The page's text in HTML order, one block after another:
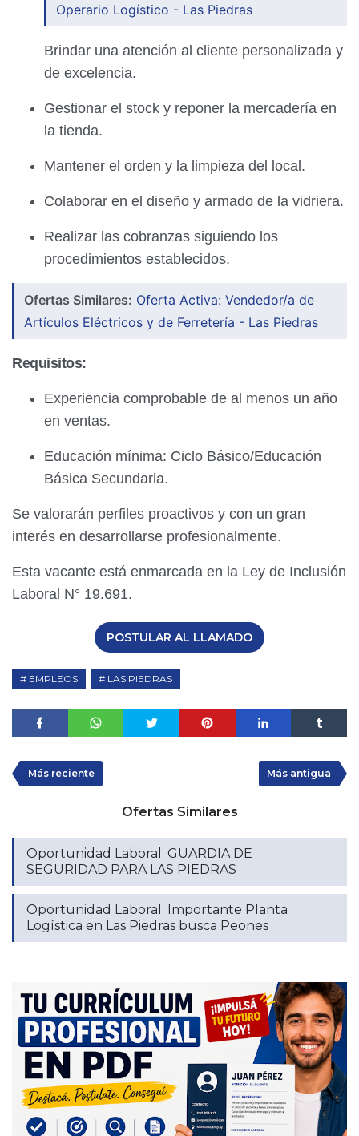
Operario Logístico - Las Piedras
Brindar una atención al cliente personalizada y
de excelencia.
Gestionar el stock y reponer la mercadería en
la tienda.
Mantener el orden y la limpieza del local.
Colaborar en el diseño y armado de la vidriera.
Realizar las cobranzas siguiendo los
procedimientos establecidos.
Ofertas Similares: Oferta Activa: Vendedor/a de
Artículos Eléctricos y de Ferretería - Las Piedras
Requisitos:
Experiencia comprobable de al menos un año
en ventas.
Educación mínima: Ciclo Básico/Educación
Básica Secundaria.
Se valorarán perfiles proactivos y con un gran
interés en desarrollarse profesionalmente.
Esta vacante está enmarcada en la Ley de Inclusión
Laboral N° 19.691.
POSTULAR AL LLAMADO
EMPLEOS LAS PIEDRAS
Más reciente Más antigua
Ofertas Similares
Oportunidad Laboral: GUARDIA DE
SEGURIDAD PARA LAS PIEDRAS
Oportunidad Laboral: Importante Planta
Logística en Las Piedras busca Peones